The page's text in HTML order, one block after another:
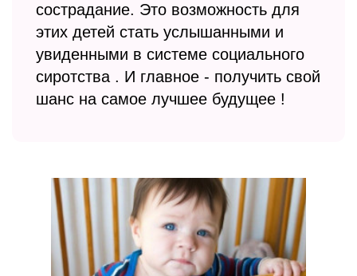
сострадание. Это возможность для
этих детей стать услышанными и
увиденными в системе социального
сиротства . И главное - получить свой
шанс на самое лучшее будущее !